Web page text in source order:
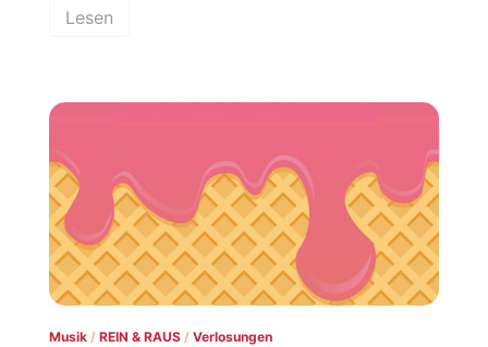
Lesen
Musik/ REIN & RAUS/ Verlosungen